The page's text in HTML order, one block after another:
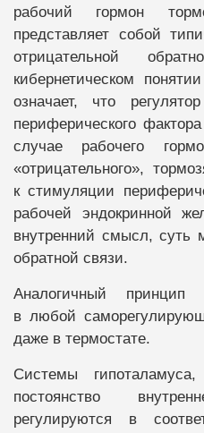
рабочий гормон
представляет собой
отрицательной
кибернетическом
означает, что
периферического
случае рабочего
«отрицательного»,
к стимуляции
рабочей эндокринной
внутренний смысл, суть
обратной связи.
Аналогичный принцип
в любой
даже в термостате.
Системы
постоянство
регулируются в